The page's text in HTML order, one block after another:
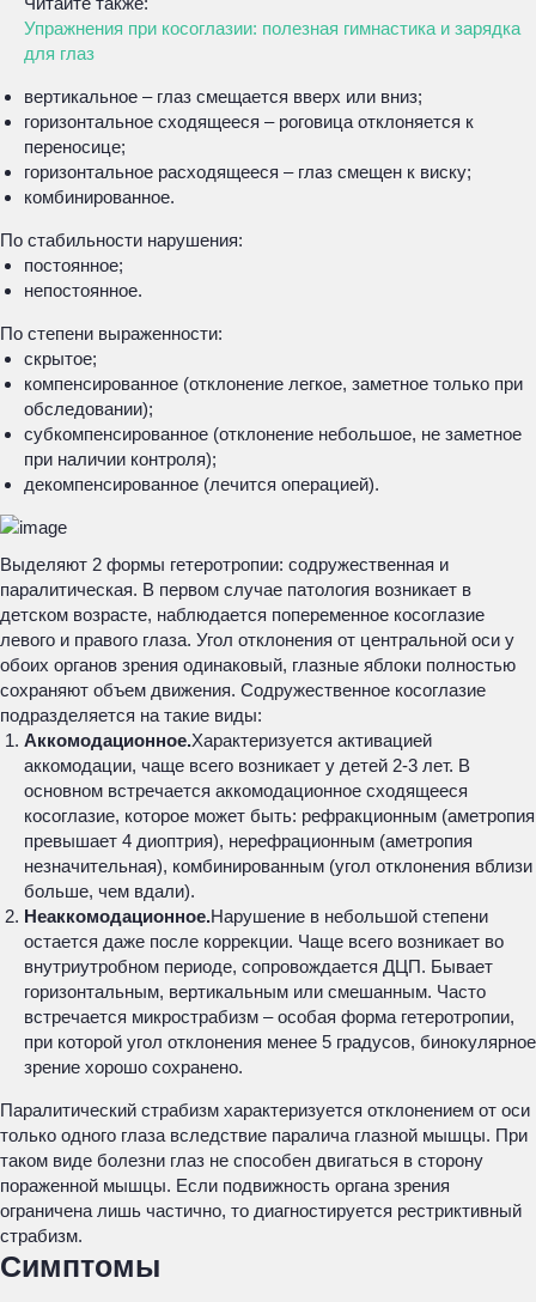
Упражнения при косоглазии: полезная гимнастика и зарядка
для глаз
вертикальное – глаз смещается вверх или вниз;
горизонтальное сходящееся – роговица отклоняется к
переносице;
горизонтальное расходящееся – глаз смещен к виску;
комбинированное.
По стабильности нарушения:
постоянное;
непостоянное.
По степени выраженности:
скрытое;
компенсированное (отклонение легкое, заметное только при
обследовании);
субкомпенсированное (отклонение небольшое, не заметное
при наличии контроля);
декомпенсированное (лечится операцией).
Выделяют 2 формы гетеротропии: содружественная и
паралитическая. В первом случае патология возникает в
детском возрасте, наблюдается попеременное косоглазие
левого и правого глаза. Угол отклонения от центральной оси у
обоих органов зрения одинаковый, глазные яблоки полностью
сохраняют объем движения. Содружественное косоглазие
подразделяется на такие виды:
Аккомодационное.Характеризуется активацией
аккомодации, чаще всего возникает у детей 2-3 лет. В
основном встречается аккомодационное сходящееся
косоглазие, которое может быть: рефракционным (аметропия
превышает 4 диоптрия), нерефрационным (аметропия
незначительная), комбинированным (угол отклонения вблизи
больше, чем вдали).
Неаккомодационное.Нарушение в небольшой степени
остается даже после коррекции. Чаще всего возникает во
внутриутробном периоде, сопровождается ДЦП. Бывает
горизонтальным, вертикальным или смешанным. Часто
встречается микрострабизм – особая форма гетеротропии,
при которой угол отклонения менее 5 градусов, бинокулярное
зрение хорошо сохранено.
Паралитический страбизм характеризуется отклонением от оси
только одного глаза вследствие паралича глазной мышцы. При
таком виде болезни глаз не способен двигаться в сторону
пораженной мышцы. Если подвижность органа зрения
ограничена лишь частично, то диагностируется рестриктивный
страбизм.
Симптомы